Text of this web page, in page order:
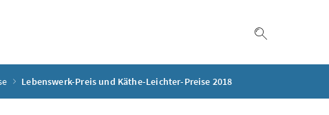
Lebenswerk-Preis und Käthe-Leichter-Preise 2018